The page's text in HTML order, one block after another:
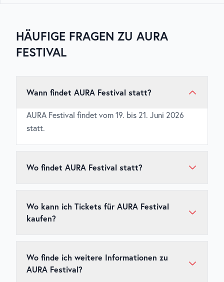
HÄUFIGE FRAGEN ZU AURA
FESTIVAL
Wann findet AURA Festival statt?
AURA Festival findet vom 19. bis 21. Juni 2026
statt.
Wo findet AURA Festival statt?
Bulgarien statt.
Wo kann ich Tickets für AURA Festival
kaufen?
Ticketshop erhältlich. Wir empfehlen, Tickets
frühzeitig zu kaufen, da beliebte Events schnell
Wo finde ich weitere Informationen zu
AURA Festival?